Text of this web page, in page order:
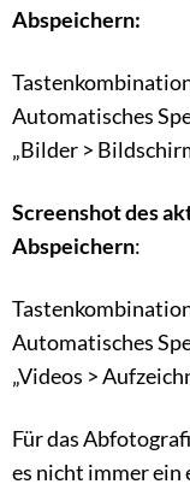
Abspeichern:
Automatisches
„Bilder >
Screenshot des
Abspeichern:
Automatisches
„Videos >
Für das
es nicht immer ein